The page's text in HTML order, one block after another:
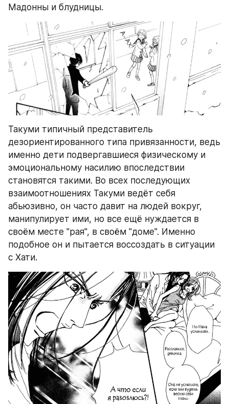
Мадонны и блудницы.
Такуми типичный представитель
дезориентированного типа привязанности, ведь
именно дети подвергавшиеся физическому и
эмоциональному насилию впоследствии
становятся такими. Во всех последующих
взаимоотношениях Такуми ведёт себя
абьюзивно, он часто давит на людей вокруг,
манипулирует ими, но все ещё нуждается в
своём месте "рая", в своём "доме". Именно
подобное он и пытается воссоздать в ситуации
с Хати.